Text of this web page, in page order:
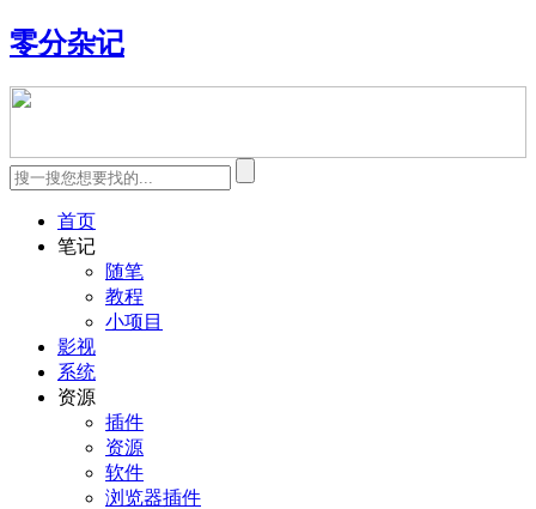
零分杂记
首页
笔记
随笔
教程
小项目
影视
系统
资源
插件
资源
软件
浏览器插件